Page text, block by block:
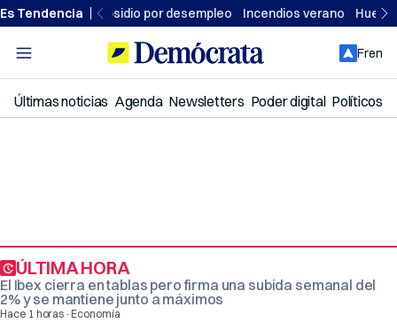
Ir
al
Es Tendencia Subsidio por desempleo Incendios verano
Fren
Últimas noticias Agenda Newsletters Poder digital Políticos
ÚLTIMA HORA
El Ibex cierra en tablas pero firma una subida semanal del
2% y se mantiene junto a máximos
Hace 1 horas · Economía